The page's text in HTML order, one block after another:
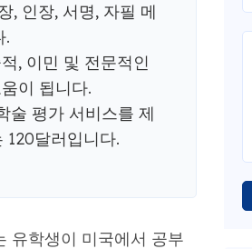
, 인장, 서명, 자필 메
.
, 이민 및 전문적인
이 됩니다.
술 평가 서비스를 제
달러입니다.
유학생이 미국에서 공부